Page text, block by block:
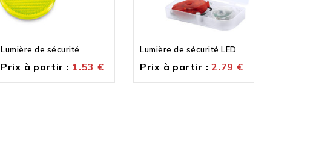
Lumière de sécurité
Prix à partir : 1.53 €
Lumière de sécurité LED
Prix à partir : 2.79 €